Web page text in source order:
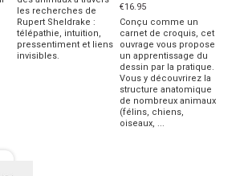
les recherches de
Rupert Sheldrake :
télépathie, intuition,
pressentiment et liens
invisibles.
€16.95
Conçu comme un
carnet de croquis, cet
ouvrage vous propose
un apprentissage du
dessin par la pratique.
Vous y découvrirez la
structure anatomique
de nombreux animaux
(félins, chiens,
oiseaux, ...